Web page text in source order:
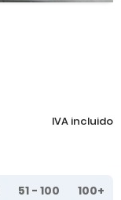
IVA incluido
51 - 100
100+